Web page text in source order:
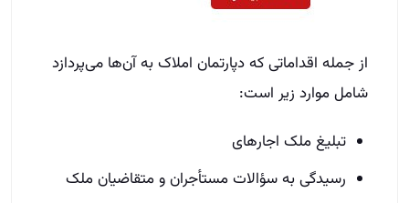
از جمله اقداماتی که دپارتمان املاک به آن‌ها می‌پردازد
شامل موارد زیر است:
تبلیغ ملک اجاره­ای
رسیدگی به سؤالات مستأجران و متقاضیان ملک